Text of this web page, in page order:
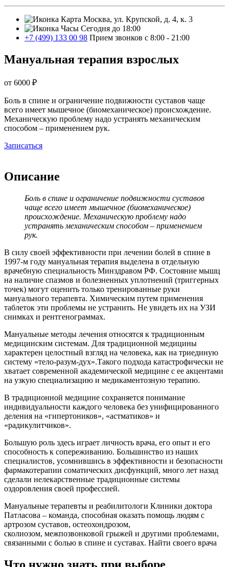
Москва, ул. Крупской, д. 4, к. 3
Сегодня до 18:00
+7 (499) 133 00 98 Прием звонков с 8:00 - 21:00
Мануальная терапия взрослых
от 6000 ₽
Боль в спине и ограничение подвижности суставов чаще
всего имеет мышечное (биомеханическое) происхождение.
Механическую проблему надо устранять механическим
способом – применением рук.
Записаться
Описание
Боль в спине и ограничение подвижности суставов
чаще всего имеет мышечное (биомеханическое)
происхождение. Механическую проблему надо
устранять механическим способом – применением
рук.
В силу своей эффективности при лечении болей в спине в
1997-м году мануальная терапия выделена в отдельную
врачебную специальность Минздравом РФ. Состояние мышц
на наличие спазмов и болезненных уплотнений (триггерных
точек) могут оценить только тренированные руки
мануального терапевта. Химическим путем применения
таблеток эти проблемы не устранить. Не увидеть их на УЗИ
снимках и рентгенограммах.
Мануальные методы лечения относятся к традиционным
медицинским системам. Для традиционной медицины
характерен целостный взгляд на человека, как на триединую
систему «тело-разум-дух».Такого подхода катастрофически не
хватает современной академической медицине с ее акцентами
на узкую специализацию и медикаментозную терапию.
В традиционной медицине сохраняется понимание
индивидуальности каждого человека без унифицированного
деления на «гипертоников», «астматиков» и
«радикулитчиков».
Большую роль здесь играет личность врача, его опыт и его
способность к сопереживанию. Большинство из наших
специалистов, усомнившись в эффективности и безопасности
фармакотерапии соматических дисфункций, много лет назад
сделали нелекарственные традиционные системы
оздоровления своей профессией.
Мануальные терапевты и реабилитологи Клиники доктора
Патласова – команда, способная оказать помощь людям с
артрозом суставов, остеохондрозом,
сколиозом, межпозвонковой грыжей и другими проблемами,
связанными с болью в спине и суставах. Найти своего врача
Что нужно знать при выборе